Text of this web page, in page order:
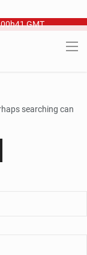
GMT
searching can